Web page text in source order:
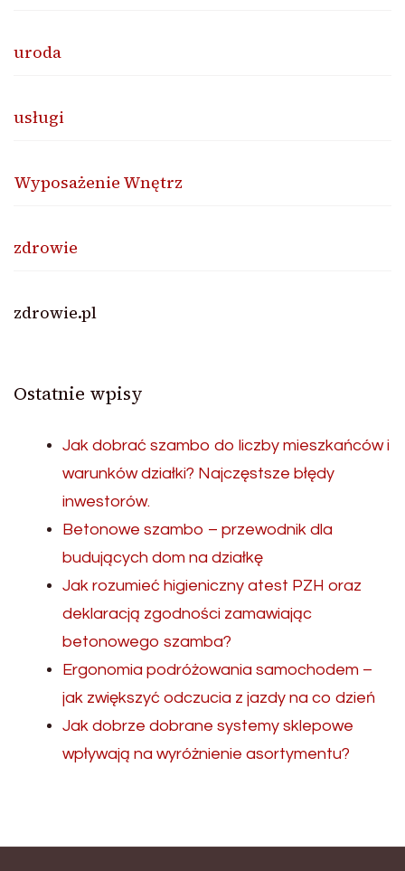
uroda
usługi
Wyposażenie Wnętrz
zdrowie
zdrowie.pl
Ostatnie wpisy
Jak dobrać szambo do liczby mieszkańców i
warunków działki? Najczęstsze błędy
inwestorów.
Betonowe szambo – przewodnik dla
budujących dom na działkę
Jak rozumieć higieniczny atest PZH oraz
deklaracją zgodności zamawiając
betonowego szamba?
Ergonomia podróżowania samochodem –
jak zwiększyć odczucia z jazdy na co dzień
Jak dobrze dobrane systemy sklepowe
wpływają na wyróżnienie asortymentu?